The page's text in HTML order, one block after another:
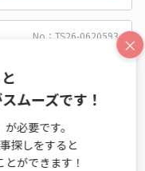
No：TS26-0620593
☆サポート事務
務・OA事務
×
ムーズです！
必要です。
探しをすると
ができます！